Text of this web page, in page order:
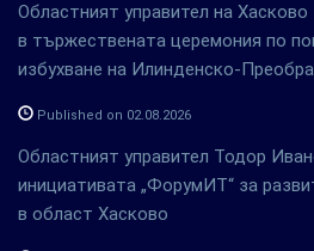
Областният управител на
в тържествената церемония по
избухване на Илинденско-
Published on 02.08.2026
Областният управител Тодор
инициативата „ФорумИТ“ за
в област Хасково